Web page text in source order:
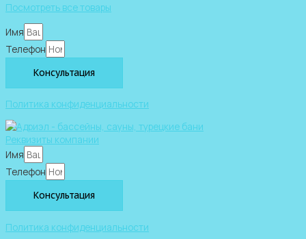
Посмотреть все товары
Имя
Телефон
Консультация
Политика конфиденциальности
Реквизиты компании
Имя
Телефон
Консультация
Политика конфиденциальности